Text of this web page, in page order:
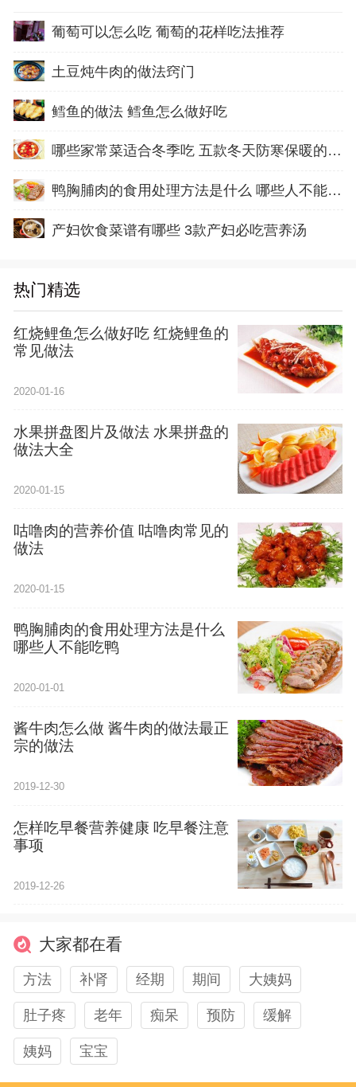
葡萄可以怎么吃 葡萄的花样吃法推荐
土豆炖牛肉的做法窍门
鳕鱼的做法 鳕鱼怎么做好吃
哪些家常菜适合冬季吃 五款冬天防寒保暖的家常
鸭胸脯肉的食用处理方法是什么 哪些人不能吃鸭
产妇饮食菜谱有哪些 3款产妇必吃营养汤
热门精选
红烧鲤鱼怎么做好吃 红烧鲤鱼的
常见做法
2020-01-16
水果拼盘图片及做法 水果拼盘的
做法大全
2020-01-15
咕噜肉的营养价值 咕噜肉常见的
做法
2020-01-15
鸭胸脯肉的食用处理方法是什么
哪些人不能吃鸭
2020-01-01
酱牛肉怎么做 酱牛肉的做法最正
宗的做法
2019-12-30
怎样吃早餐营养健康 吃早餐注意
事项
2019-12-26
大家都在看
方法 补肾 经期 期间 大姨妈
肚子疼 老年 痴呆 预防 缓解
姨妈 宝宝